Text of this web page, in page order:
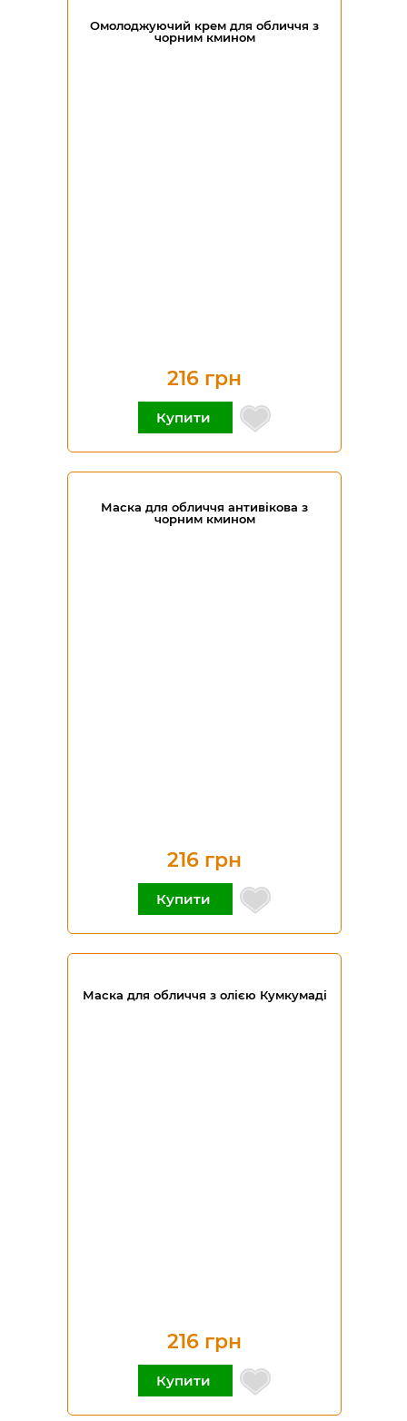
Омолоджуючий крем для обличчя з
чорним кмином
216 грн
Купити
Маска для обличчя антивікова з
чорним кмином
216 грн
Купити
Маска для обличчя з олією Кумкумаді
216 грн
Купити